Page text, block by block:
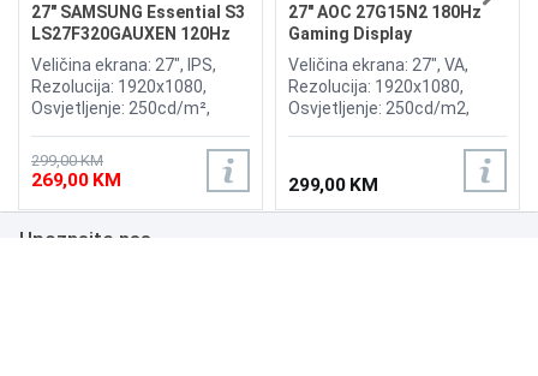
27" SAMSUNG Essential S3
LS27F320GAUXEN 120Hz
Display
Veličina ekrana: 27", IPS,
Rezolucija: 1920x1080,
Osvjetljenje: 250cd/m²,
Osvježenje: 120Hz,
Priključci: 2x HDMI, Eye
Saver Mode, Flicker Free
299,00 KM
269,00 KM
27" AOC 27G15N2 180Hz
Gaming Display
Veličina ekrana: 27", VA,
Rezolucija: 1920x1080,
Osvjetljenje: 250cd/m2,
DisplayPort 1.4,
299,00 KM
Upoznajte nas